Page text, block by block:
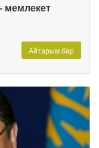
мемлекет
Айтарым бар